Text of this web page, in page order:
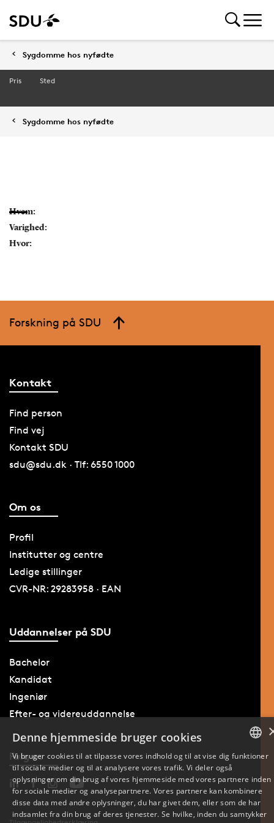
Sygdomme hos nyfødte
Pris Sted
Sygdomme hos nyfødte
Hvem:
Varighed:
Hvor:
Forskning på SDU
Kontakt
Find person
Find vej
Kontakt SDU
sdu@sdu.dk · Tlf: 6550 1000
Om os
Profil
Institutter og centre
Ledige stillinger
CVR-NR: 29283958 · EAN
Uddannelser på SDU
Bachelor
Kandidat
Ingeniør
Efter- og videreuddannelse
Følg os
ENGLISH
Denne hjemmeside bruger cookies
Vi bruger cookies til at tilpasse vores indhold og til at vise dig funktioner
til sociale medier og til at analysere vores trafik. Vi deler også
oplysninger om din brug af vores hjemmeside med vores partnere inden
for sociale medier og analysepartnere. Vores partnere kan kombinere
disse data med andre oplysninger, du har givet dem, eller som de har
indsamlet fra din brug af deres tjenester. Se hvilke, inden du samtykker